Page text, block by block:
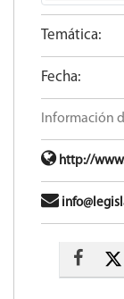
Temática:
Fecha:
Información
http://